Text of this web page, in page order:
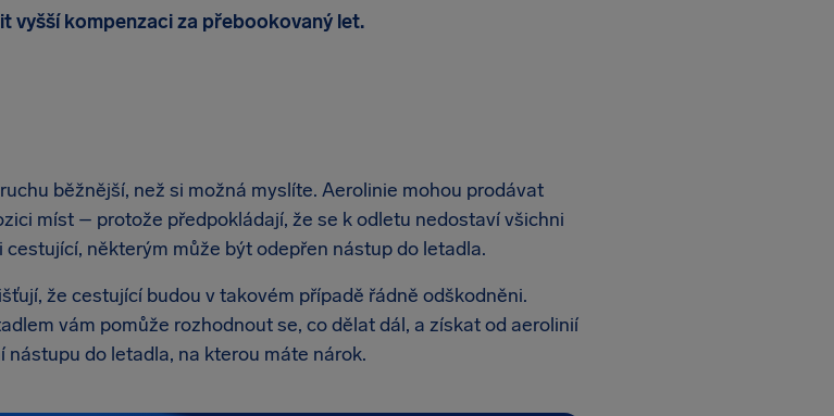
vyšší kompenzaci za přebookovaný let.
běžnější, než si možná myslíte. Aerolinie mohou prodávat
míst – protože předpokládají, že se k odletu nedostaví všichni
některým může být odepřen nástup do letadla.
že cestující budou v takovém případě řádně odškodněni.
vám pomůže rozhodnout se, co dělat dál, a získat od aerolinií
do letadla, na kterou máte nárok.